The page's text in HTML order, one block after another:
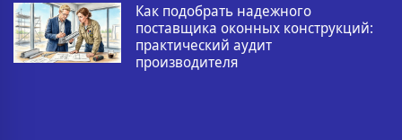
Как подобрать надежного
поставщика оконных конструкций:
практический аудит
производителя